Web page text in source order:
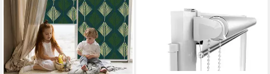
TULUP
Rollo Rollos für Fenster,
Seitenzugrollo, verdunkelung
oder halbtransparent,
verdunkelnd, Freihängend,
CLEVER-KAUF-24
Verdunklungsrollo Klemmfix
Thermorollo weiß,
verdunkelnd, Klemmfix,